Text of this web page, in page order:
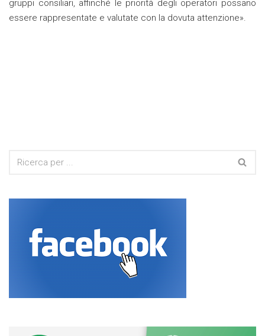
gruppi consiliari, affinché le priorità degli operatori possano
essere rappresentate e valutate con la dovuta attenzione».